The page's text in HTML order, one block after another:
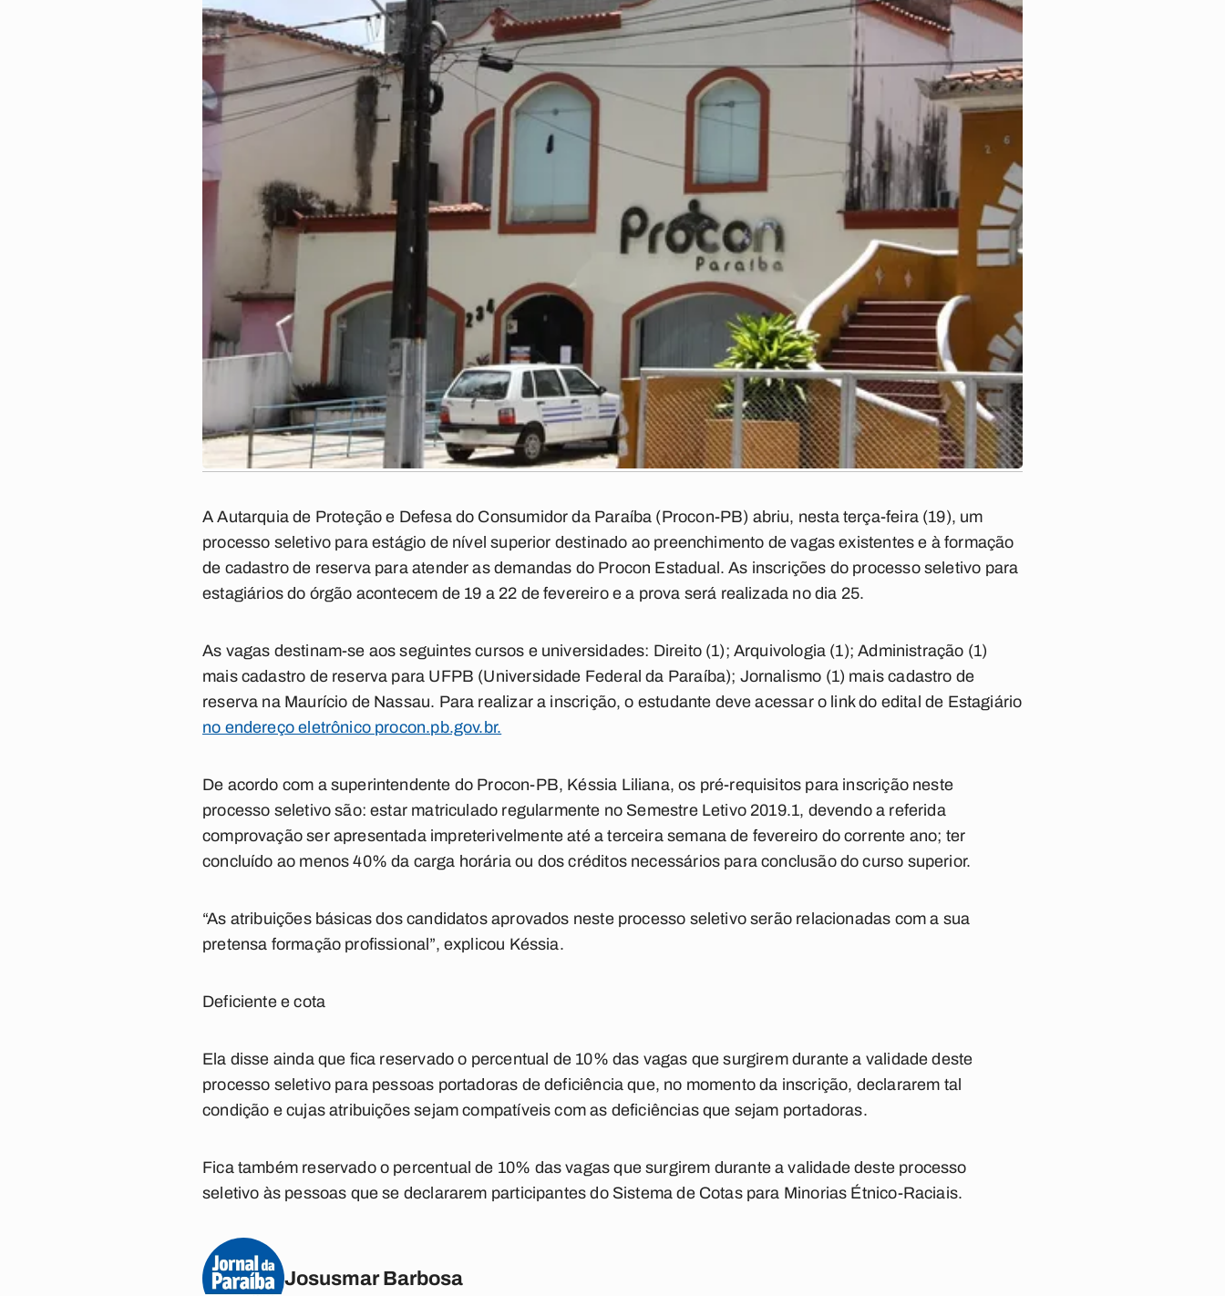
A Autarquia de Proteção e Defesa do Consumidor da Paraíba (Procon-PB) abriu, nesta terça-feira (19), um
processo seletivo para estágio de nível superior destinado ao preenchimento de vagas existentes e à formação
de cadastro de reserva para atender as demandas do Procon Estadual. As inscrições do processo seletivo para
estagiários do órgão acontecem de 19 a 22 de fevereiro e a prova será realizada no dia 25.
As vagas destinam-se aos seguintes cursos e universidades: Direito (1); Arquivologia (1); Administração (1)
mais cadastro de reserva para UFPB (Universidade Federal da Paraíba); Jornalismo (1) mais cadastro de
reserva na Maurício de Nassau. Para realizar a inscrição, o estudante deve acessar o link do edital de Estagiário
no endereço eletrônico procon.pb.gov.br.
De acordo com a superintendente do Procon-PB, Késsia Liliana, os pré-requisitos para inscrição neste
processo seletivo são: estar matriculado regularmente no Semestre Letivo 2019.1, devendo a referida
comprovação ser apresentada impreterivelmente até a terceira semana de fevereiro do corrente ano; ter
concluído ao menos 40% da carga horária ou dos créditos necessários para conclusão do curso superior.
“As atribuições básicas dos candidatos aprovados neste processo seletivo serão relacionadas com a sua
pretensa formação profissional”, explicou Késsia.
Deficiente e cota
Ela disse ainda que fica reservado o percentual de 10% das vagas que surgirem durante a validade deste
processo seletivo para pessoas portadoras de deficiência que, no momento da inscrição, declararem tal
condição e cujas atribuições sejam compatíveis com as deficiências que sejam portadoras.
Fica também reservado o percentual de 10% das vagas que surgirem durante a validade deste processo
seletivo às pessoas que se declararem participantes do Sistema de Cotas para Minorias Étnico-Raciais.
Josusmar Barbosa